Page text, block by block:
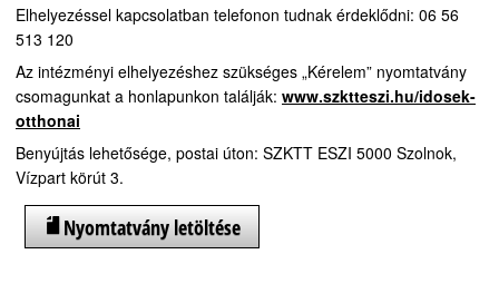
Elhelyezéssel kapcsolatban telefonon tudnak érdeklődni: 06 56
513 120
Az intézményi elhelyezéshez szükséges „Kérelem” nyomtatvány
csomagunkat a honlapunkon találják: www.szktteszi.hu/idosek-
otthonai
Benyújtás lehetősége, postai úton: SZKTT ESZI 5000 Szolnok,
Vízpart körút 3.
Nyomtatvány letöltése